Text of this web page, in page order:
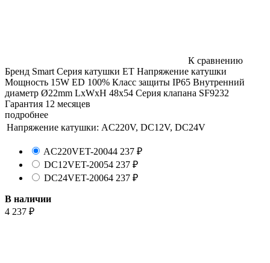
К сравнению
Бренд Smart Серия катушки ET Напряжение катушки
Мощность 15W ED 100% Класс защиты IP65 Внутренний
диаметр Ø22mm LxWxH 48х54 Серия клапана SF9232
Гарантия 12 месяцев
подробнее
Напряжение катушки: AC220V, DC12V, DC24V
AC220VET-20044 237 ₽
DC12VET-20054 237 ₽
DC24VET-20064 237 ₽
В наличии
4 237 ₽